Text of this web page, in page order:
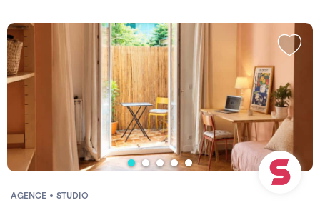
logements sont meublés.
AGENCE STUDIO